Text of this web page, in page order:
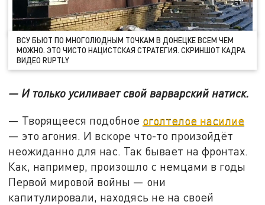
ВСУ БЬЮТ ПО МНОГОЛЮДНЫМ ТОЧКАМ В ДОНЕЦКЕ ВСЕМ ЧЕМ
МОЖНО. ЭТО ЧИСТО НАЦИСТСКАЯ СТРАТЕГИЯ. СКРИНШОТ КАДРА
ВИДЕО RUPTLY
— И только усиливает свой варварский натиск.
— Творящееся подобное оголтелое насилие
— это агония. И вскоре что-то произойдёт
неожиданно для нас. Так бывает на фронтах.
Как, например, произошло с немцами в годы
Первой мировой войны — они
капитулировали, находясь не на своей